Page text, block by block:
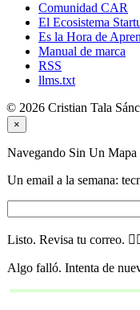
Comunidad CAR
El Ecosistema
Es la Hora de
Manual de marca
RSS
llms.txt
© 2026 Cristian Tala
×
Navegando Sin Un Mapa
Un email a la semana:
Listo. Revisa tu correo.
Algo falló. Intenta de